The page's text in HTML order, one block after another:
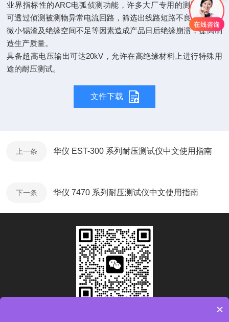
业界指标性的ARC电弧侦测功能，许多大厂专用的测试标准，
可透过侦测被测物异常电流回路，筛选出线路短路不良品，避免
微小锡渣及绝缘空间不足等因素造成产品日后绝缘崩溃，提高制
造生产质量。
具备超高电压输出可达20kV，允许在高绝缘材料上进行特殊用
途的耐压测试。
文件下载
上一条 华仪 EST-300 系列耐压测试仪中文使用指南
下一条 华仪 7470 系列耐压测试仪中文使用指南
×